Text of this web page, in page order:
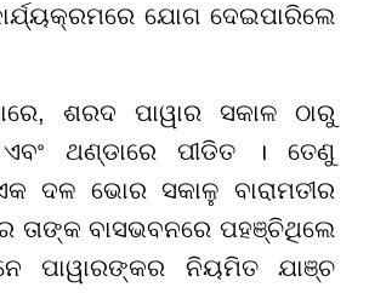
ଯୋଗ ଦେଇପାରିଲେ
ଶରଦ ପାୱାର ସକାଳ ଠାରୁ
ଥଣ୍ଡାରେ ପୀଡିତ । ତେଣୁ
ଦଳ ଭୋର ସକାଳୁ ବାରାମତୀର
ତାଙ୍କ ବାସଭବନରେ ପହଞ୍ଚିଥିଲେ
ପାୱାରଙ୍କର ନିୟମିତ ଯାଞ୍ଚ